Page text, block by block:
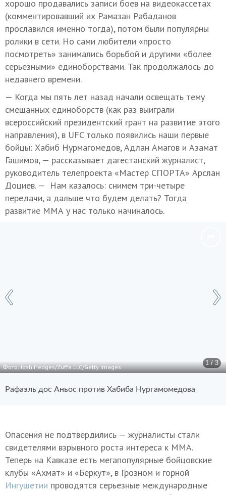
хорошо продавались записи боев на видеокассетах
(комментировавший их Рамазан Рабаданов
прославился именно тогда), потом были популярны
ролики в сети. Но сами любители «просто
посмотреть» занимались борьбой и другими «более
серьезными» единоборствами. Так продолжалось до
недавнего времени.
— Когда мы пять лет назад начали освещать тему
смешанных единоборств (как раз выиграли
всероссийский президентский грант на развитие этого
направления), в UFC только появились наши первые
бойцы: Хабиб Нурмагомедов, Адлан Амагов и Азамат
Гашимов, — рассказывает дагестанский журналист,
руководитель телепроекта «Мастер СПОРТА» Арслан
Доциев. — Нам казалось: снимем три-четыре
передачи, а дальше что будем делать? Тогда
развитие ММА у нас только начиналось.
1 / 3
Фото: Josh Hedges/Zuffa LLC/Getty Images
Рафаэль дос Аньос против Хабиба Нургамомедова
Опасения не подтвердились — журналисты стали
свидетелями взрывного роста интереса к ММА.
Теперь на Кавказе есть мегапопулярные бойцовские
клубы «Ахмат» и «Беркут», в Грозном и горной
Ингушетии проводятся серьезные международные